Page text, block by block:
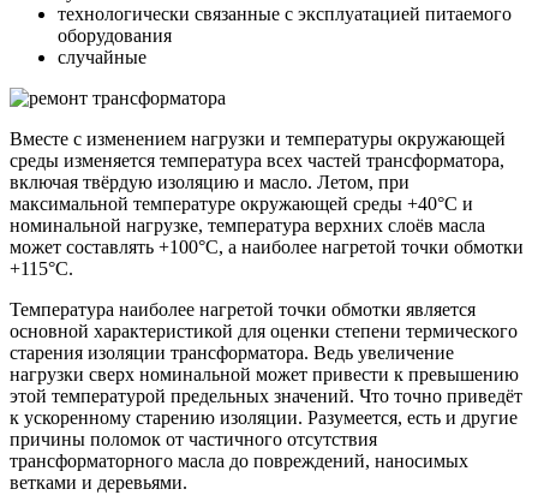
технологически связанные с эксплуатацией питаемого
оборудования
случайные
Вместе с изменением нагрузки и температуры окружающей
среды изменяется температура всех частей трансформатора,
включая твёрдую изоляцию и масло. Летом, при
максимальной температуре окружающей среды +40°C и
номинальной нагрузке, температура верхних слоёв масла
может составлять +100°C, а наиболее нагретой точки обмотки
+115°C.
Температура наиболее нагретой точки обмотки является
основной характеристикой для оценки степени термического
старения изоляции трансформатора. Ведь увеличение
нагрузки сверх номинальной может привести к превышению
этой температурой предельных значений. Что точно приведёт
к ускоренному старению изоляции. Разумеется, есть и другие
причины поломок от частичного отсутствия
трансформаторного масла до повреждений, наносимых
ветками и деревьями.